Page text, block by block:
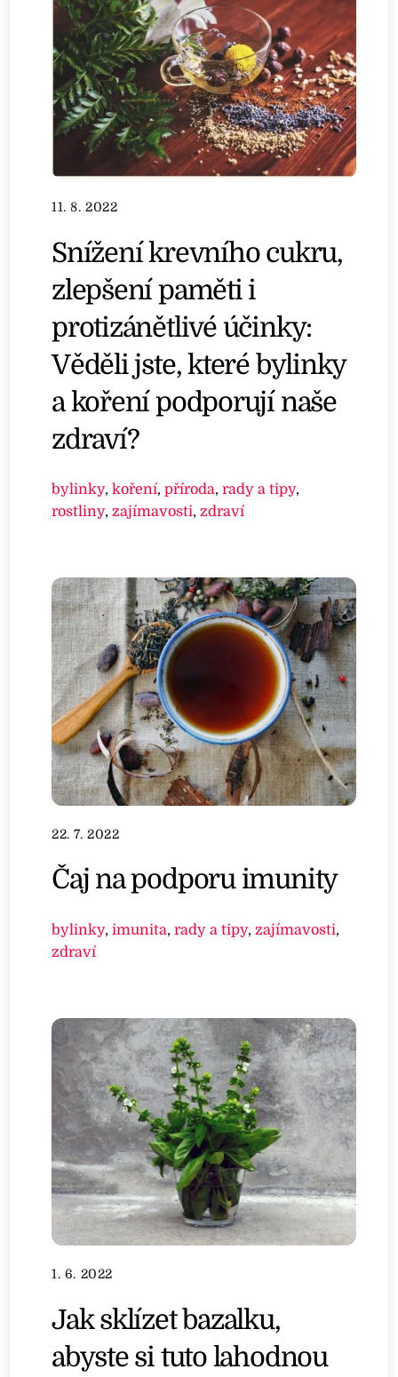
11. 8. 2022
Snížení krevního cukru,
zlepšení paměti i
protizánětlivé účinky:
Věděli jste, které bylinky
a koření podporují naše
zdraví?
bylinky,koření,příroda,rady a tipy,
rostliny,zajímavosti,zdraví
22. 7. 2022
Čaj na podporu imunity
bylinky,imunita,rady a tipy, zajímavosti,
zdraví
1. 6. 2022
Jak sklízet bazalku,
abyste si tuto lahodnou